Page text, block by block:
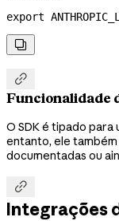
export


Funcionalidade
O SDK é tipado para
entanto, ele
documentadas ou

Integrações